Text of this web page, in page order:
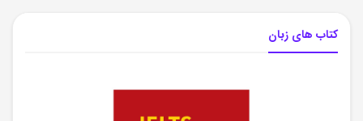
کتاب های زبان